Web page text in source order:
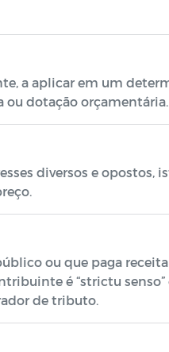
a aplicar em um
ou dotação orçamentária.
diversos e opostos,
ou que paga
é “strictu
de tributo.